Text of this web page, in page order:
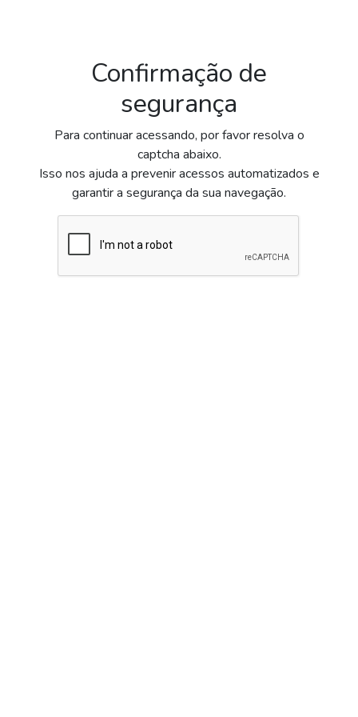
Confirmação de
segurança
Para continuar acessando, por favor resolva o
captcha abaixo.
Isso nos ajuda a prevenir acessos automatizados e
garantir a segurança da sua navegação.